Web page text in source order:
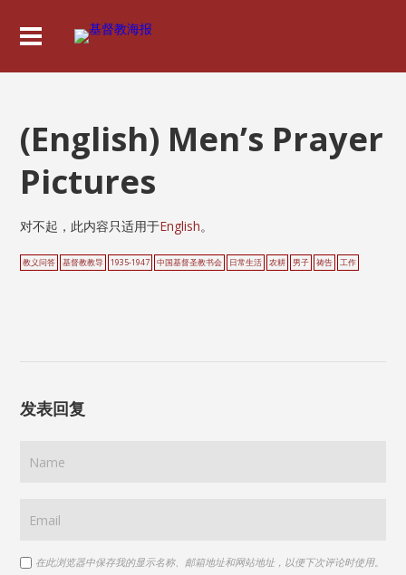
(English) Men’s Prayer
Pictures
对不起，此内容只适用于English。
教义问答 基督教教导 1935-1947 中国基督圣教书会 日常生活 农耕 男子 祷告 工作
发表回复
在此浏览器中保存我的显示名称、邮箱地址和网站地址，以便下次评论时使用。